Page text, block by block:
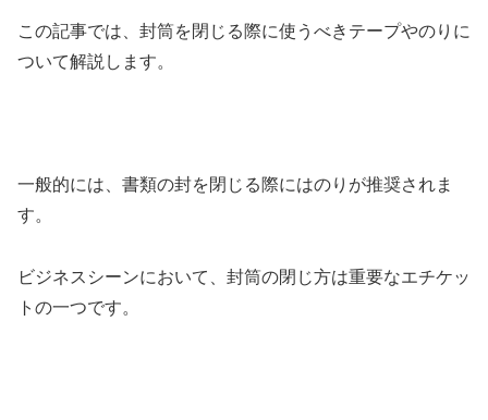
この記事では、封筒を閉じる際に使うべきテープやのりに
ついて解説します。
一般的には、書類の封を閉じる際にはのりが推奨されま
す。
ビジネスシーンにおいて、封筒の閉じ方は重要なエチケッ
トの一つです。